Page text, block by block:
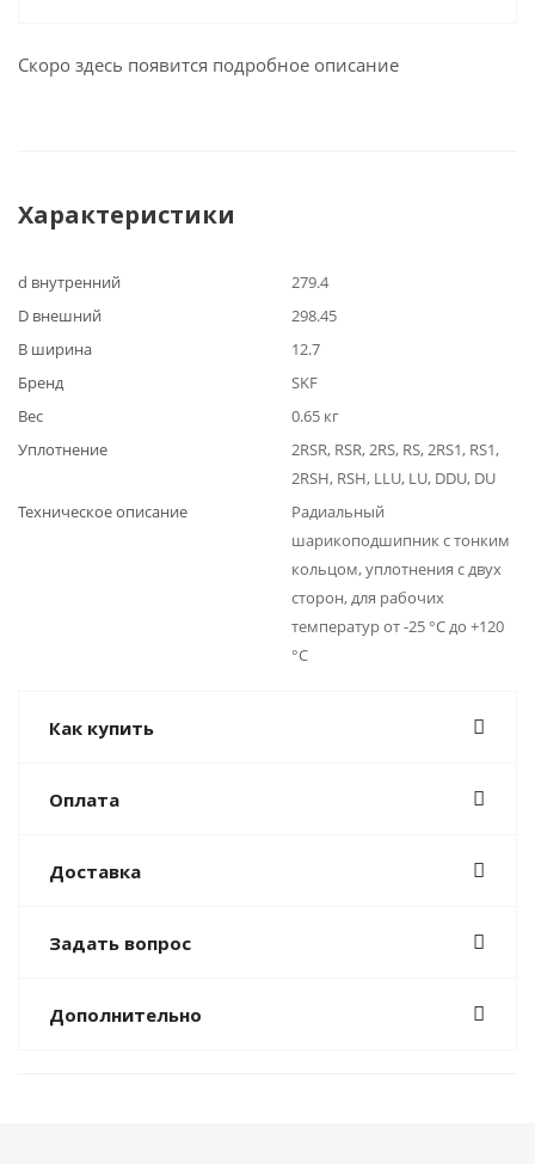
Скоро здесь появится подробное описание
Характеристики
d внутренний
279.4
D внешний
298.45
B ширина
12.7
Бренд
SKF
Вес
0.65 кг
Уплотнение
2RSR, RSR, 2RS, RS, 2RS1, RS1,
2RSH, RSH, LLU, LU, DDU, DU
Техническое описание
Радиальный
шарикоподшипник с тонким
кольцом, уплотнения с двух
сторон, для рабочих
температур от -25 °C до +120
°C
Как купить
Оплата
Доставка
Задать вопрос
Дополнительно